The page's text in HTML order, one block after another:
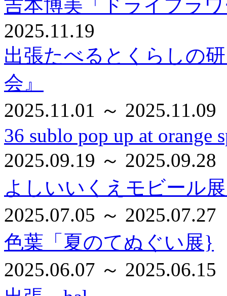
吉本博美「ドライフラ
2025.11.19
出張たべるとくらしの
会』
2025.11.01 ～ 2025.11.09
36 sublo pop up at orange
2025.09.19 ～ 2025.09.28
よしいいくえモビール
2025.07.05 ～ 2025.07.27
色葉「夏のてぬぐい展}
2025.06.07 ～ 2025.06.15